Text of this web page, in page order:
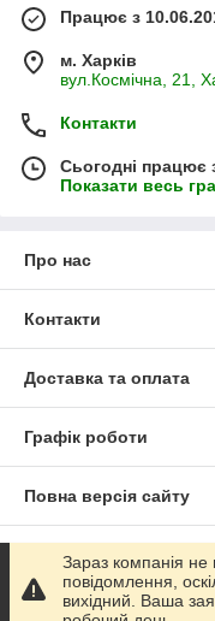
Працює з
м. Харків
вул.Космічна, 21,
Контакти
Сьогодні працює
Показати весь
Про нас
Контакти
Доставка та оплата
Графік роботи
Повна версія сайту
Сайт створено на
Політика
Зараз компанія
повідомлення,
вихідний. Ваша